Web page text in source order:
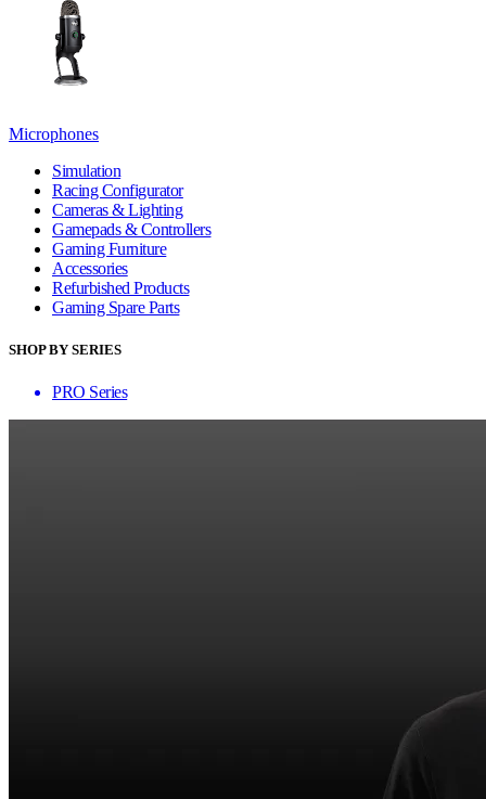
Microphones
Simulation
Racing Configurator
Cameras & Lighting
Gamepads & Controllers
Gaming Furniture
Accessories
Refurbished Products
Gaming Spare Parts
SHOP BY SERIES
PRO Series